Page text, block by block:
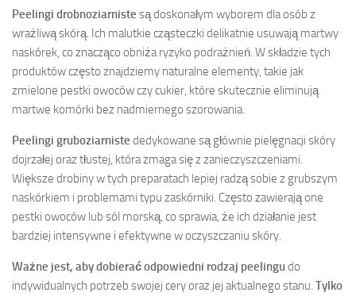
Peelingi drobnoziarniste są doskonałym wyborem dla osób z
wrażliwą skórą. Ich malutkie cząsteczki delikatnie usuwają martwy
naskórek, co znacząco obniża ryzyko podrażnień. W składzie tych
produktów często znajdziemy naturalne elementy, takie jak
zmielone pestki owoców czy cukier, które skutecznie eliminują
martwe komórki bez nadmiernego szorowania.
Peelingi gruboziarniste dedykowane są głównie pielęgnacji skóry
dojrzałej oraz tłustej, która zmaga się z zanieczyszczeniami.
Większe drobiny w tych preparatach lepiej radzą sobie z grubszym
naskórkiem i problemami typu zaskórniki. Często zawierają one
pestki owoców lub sól morską, co sprawia, że ich działanie jest
bardziej intensywne i efektywne w oczyszczaniu skóry.
Ważne jest, aby dobierać odpowiedni rodzaj peelingudo
indywidualnych potrzeb swojej cery oraz jej aktualnego stanu. Tylko